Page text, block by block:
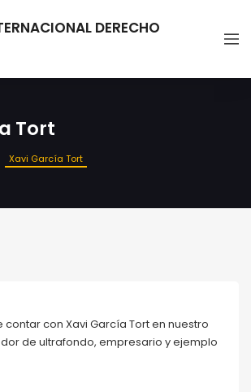
DERECHO
Tort
Xavi García Tort
con Xavi García Tort en nuestro
de ultrafondo, empresario y ejemplo